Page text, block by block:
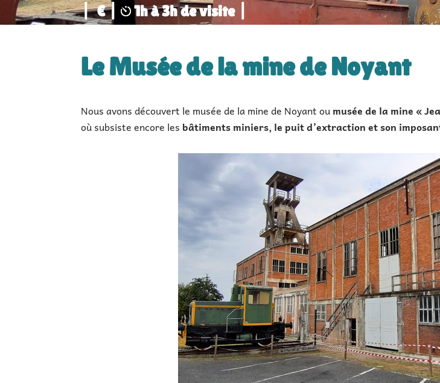
|€ | 1h à 3h de visite
LeMusée de la mine de Noyant
Nous avons découvert le musée de la mine de Noyant oumusée de la mine «
où subsiste encore les bâtiments miniers, le puit d’extraction et son